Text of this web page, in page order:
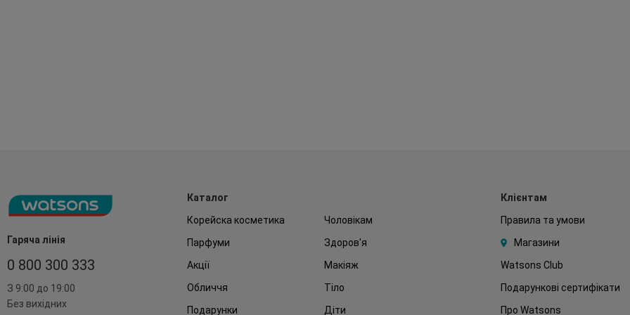
Гаряча лінія
0 800 300 333
З 9:00 до 19:00
Без вихідних
Каталог
Корейска косметика
Чоловікам
Парфуми
Здоров'я
Акції
Макіяж
Обличчя
Тіло
Подарунки
Діти
Клієнтам
Правила та умови
Магазини
Watsons Club
Подарункові сертифікати
Про Watsons